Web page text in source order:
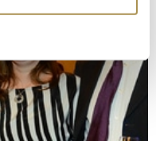
Meter genau sein
identifizieren
persönlichen Daten
Ihre Präferenzen im